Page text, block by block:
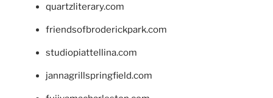
quartzliterary.com
friendsofbroderickpark.com
studiopiattellina.com
jannagrillspringfield.com